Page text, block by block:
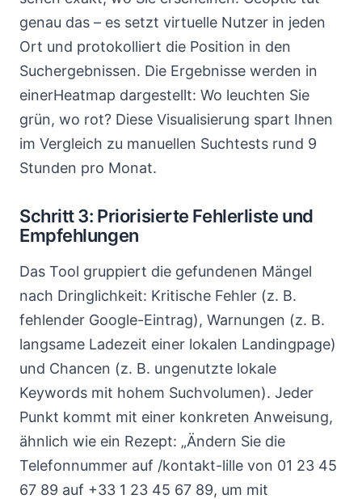
genau das – es setzt virtuelle Nutzer in jeden
Ort und protokolliert die Position in den
Suchergebnissen. Die Ergebnisse werden in
einerHeatmap dargestellt: Wo leuchten Sie
grün, wo rot? Diese Visualisierung spart Ihnen
im Vergleich zu manuellen Suchtests rund 9
Stunden pro Monat.
Schritt 3: Priorisierte Fehlerliste und
Empfehlungen
Das Tool gruppiert die gefundenen Mängel
nach Dringlichkeit: Kritische Fehler (z. B.
fehlender Google-Eintrag), Warnungen (z. B.
langsame Ladezeit einer lokalen Landingpage)
und Chancen (z. B. ungenutzte lokale
Keywords mit hohem Suchvolumen). Jeder
Punkt kommt mit einer konkreten Anweisung,
ähnlich wie ein Rezept: „Ändern Sie die
Telefonnummer auf /kontakt-lille von 01 23 45
67 89 auf +33 1 23 45 67 89, um mit